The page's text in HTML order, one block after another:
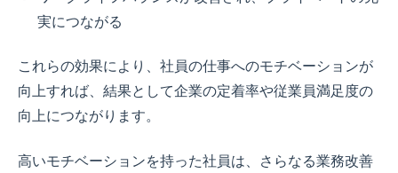
実につながる
これらの効果により、社員の仕事へのモチベーションが
向上すれば、結果として企業の定着率や従業員満足度の
向上につながります。
高いモチベーションを持った社員は、さらなる業務改善